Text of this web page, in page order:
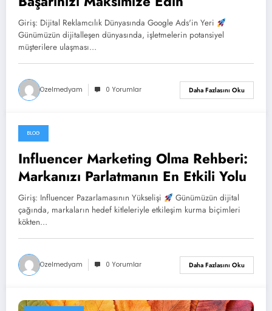
Giriş: Dijital Reklamcılık Dünyasında Google Ads'in Yeri
Günümüzün dijitalleşen dünyasında, işletmelerin potansiyel
müşterilere ulaşması…
Ozelmedyam 0 Yorumlar Daha Fazlasını Oku
Aralık 7, 2025
BLOG
Influencer Marketing Olma Rehberi:
Markanızı Parlatmanın En Etkili Yolu
Giriş: Influencer Pazarlamasının Yükselişi
Günümüzün dijital
çağında, markaların hedef kitleleriyle etkileşim kurma biçimleri
kökten…
Ozelmedyam 0 Yorumlar Daha Fazlasını Oku